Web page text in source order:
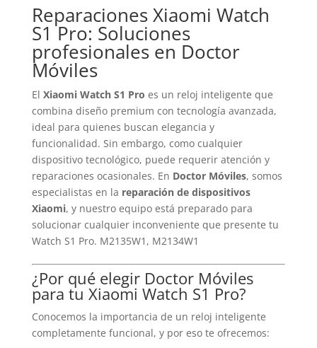
Reparaciones Xiaomi Watch
S1 Pro: Soluciones
profesionales en Doctor
Móviles
El Xiaomi Watch S1 Pro es un reloj inteligente que
combina diseño premium con tecnología avanzada,
ideal para quienes buscan elegancia y
funcionalidad. Sin embargo, como cualquier
dispositivo tecnológico, puede requerir atención y
reparaciones ocasionales. En Doctor Móviles, somos
especialistas en la reparación de dispositivos
Xiaomi, y nuestro equipo está preparado para
solucionar cualquier inconveniente que presente tu
Watch S1 Pro. M2135W1, M2134W1
¿Por qué elegir Doctor Móviles
para tu Xiaomi Watch S1 Pro?
Conocemos la importancia de un reloj inteligente
completamente funcional, y por eso te ofrecemos: